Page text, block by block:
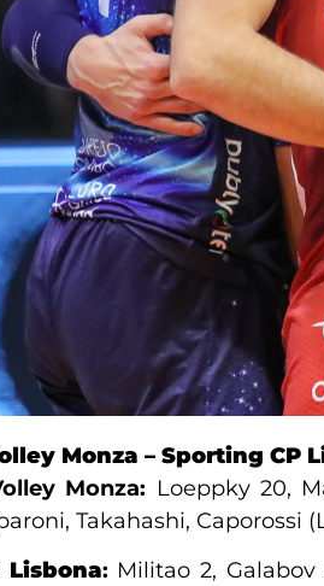
Monza – Sporting CP
Monza: Loeppky 20,
Takahashi, Caporossi
Lisbona: Militao 2,